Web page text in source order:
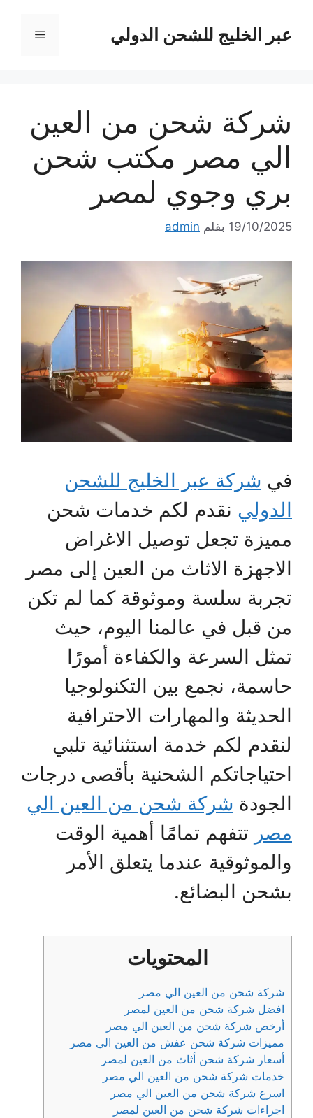
المحتوىعبر الخليج للشحن الدولي القائمة
شركة شحن من العين
الي مصر مكتب شحن
بري وجوي لمصر
19/10/2025 بقلم admin
في شركة عبر الخليج للشحن
الدولي نقدم لكم خدمات شحن
مميزة تجعل توصيل الاغراض
الاجهزة الاثاث من العين إلى مصر
تجربة سلسة وموثوقة كما لم تكن
من قبل في عالمنا اليوم، حيث
تمثل السرعة والكفاءة أمورًا
حاسمة، نجمع بين التكنولوجيا
الحديثة والمهارات الاحترافية
لنقدم لكم خدمة استثنائية تلبي
احتياجاتكم الشحنية بأقصى درجات
الجودة شركة شحن من العين الي
مصر تتفهم تمامًا أهمية الوقت
والموثوقية عندما يتعلق الأمر
بشحن البضائع.
المحتويات
شركة شحن من العين الي مصر
افضل شركة شحن من العين لمصر
أرخص شركة شحن من العين الي مصر
مميزات شركة شحن عفش من العين الي مصر
أسعار شركة شحن أثاث من العين لمصر
خدمات شركة شحن من العين الي مصر
اسرع شركة شحن من العين الي مصر
اجراءات شركة شحن من العين لمصر